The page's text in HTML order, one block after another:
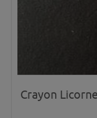
Crayon